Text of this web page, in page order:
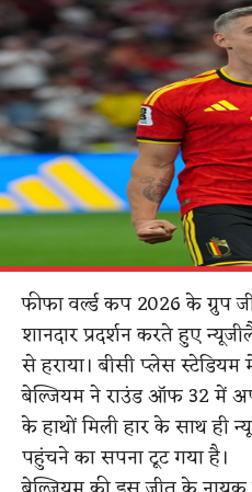
फीफा वर्ल्ड कप 2026 के ग्रुप
शानदार प्रदर्शन करते हुए
से हराया। बीसी प्लेस
बेल्जियम ने राउंड ऑफ 32 में
के हाथों मिली हार के साथ ही
पहुंचने का सपना टूट गया है।